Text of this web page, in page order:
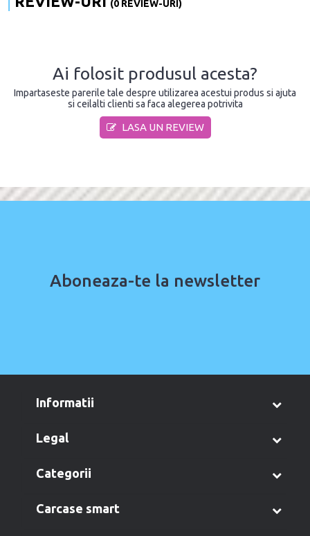
(0 REVIEW-URI)
Ai folosit produsul acesta?
Impartaseste parerile tale despre utilizarea acestui produs si ajuta
si ceilalti clienti sa faca alegerea potrivita
LASA UN REVIEW
Aboneaza-te la newsletter
informatii
legal
categorii
carcase smart